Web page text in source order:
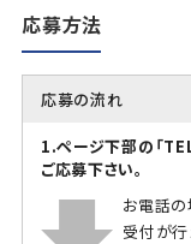
応募方法
応募の流れ
1.ページ下部の「
ご応募下さい。
お電話
受付が行